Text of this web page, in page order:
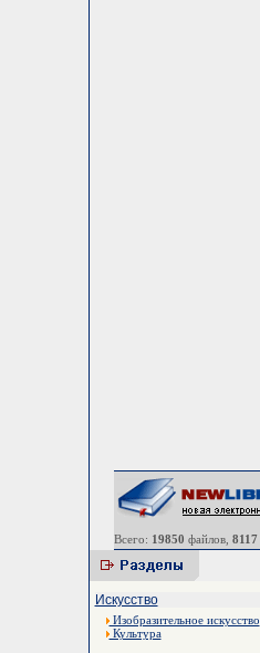
Всего: 19850 файлов, 8117
Искусство
Изобразительное искусство
Культура